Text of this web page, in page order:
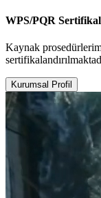
WPS/PQR
Kaynak
Kurumsal Profil